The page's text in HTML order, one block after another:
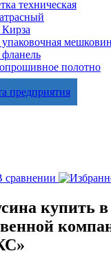
техническая
полотно
предприятия
купить в